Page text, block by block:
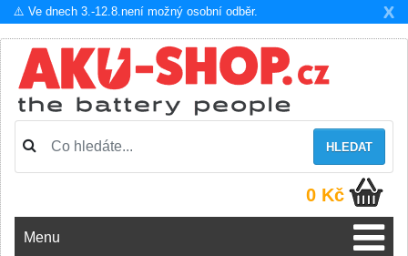
X
⚠️ Ve dnech 3.-12.8.není možný osobní odběr.
HLEDAT
0 Kč
Menu